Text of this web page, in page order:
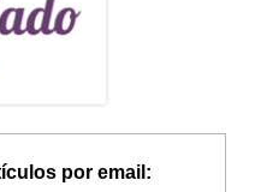
por email: